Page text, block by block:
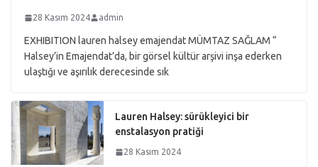
28 Kasım 2024 admin
EXHIBITION lauren halsey emajendat MÜMTAZ SAĞLAM “
Halsey’in Emajendat’da, bir görsel kültür arşivi inşa ederken
ulaştığı ve aşırılık derecesinde sık
Lauren Halsey: sürükleyici bir
enstalasyon pratiği
28 Kasım 2024